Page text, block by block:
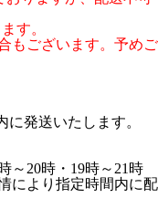
す。
もございます。予めご
発送いたします。
～20時・19時～21時
により指定時間内に配